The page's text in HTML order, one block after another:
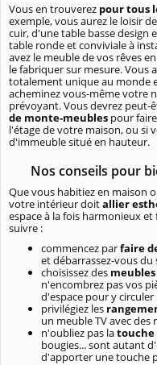
Vous en trouverez pour tous
exemple, vous aurez le loisir
cuir, d'une table basse
table ronde et conviviale à
avez le meuble de vos rêves
le fabriquer sur mesure. Vous
totalement unique au monde
acheminez vous-même votre
prévoyant. Vous devrez peut-
de monte-meubles pour
l'étage de votre maison, ou si
d'immeuble situé en hauteur.
Nos conseils pour
Que vous habitiez en maison
votre intérieur doitallier
espace à la fois harmonieux
suivre :
commencez parfaire
et débarrassez-vous
choisissez des
n'encombrez pas vos
d'espace pour y
privilégiez les
un meuble TV avec des
n'oubliez pas latouche
bougies... sont autant
d'apporter une touche